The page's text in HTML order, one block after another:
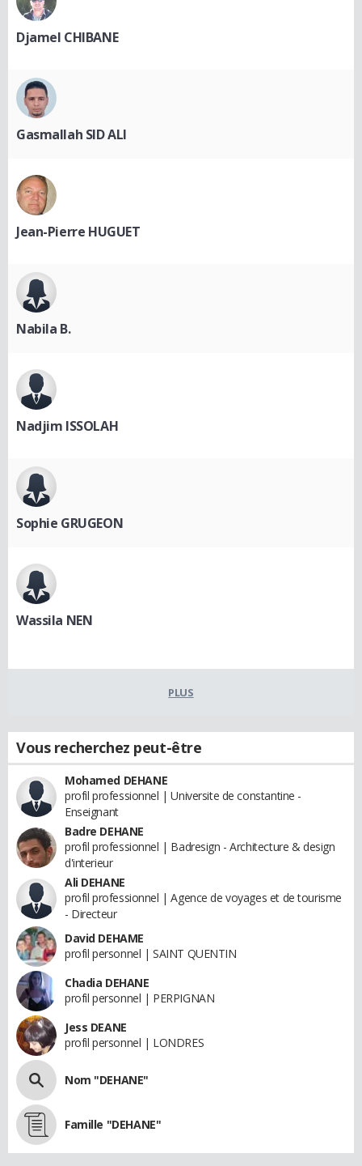
Djamel CHIBANE
Gasmallah SID ALI
Jean-Pierre HUGUET
Nabila B.
Nadjim ISSOLAH
Sophie GRUGEON
Wassila NEN
PLUS
Vous recherchez peut-être
Mohamed DEHANE
profil professionnel | Universite de constantine -
Enseignant
Badre DEHANE
profil professionnel | Badresign - Architecture & design
d'interieur
Ali DEHANE
profil professionnel | Agence de voyages et de tourisme
- Directeur
David DEHAME
profil personnel | SAINT QUENTIN
Chadia DEHANE
profil personnel | PERPIGNAN
Jess DEANE
profil personnel | LONDRES
Nom "DEHANE"
Famille "DEHANE"